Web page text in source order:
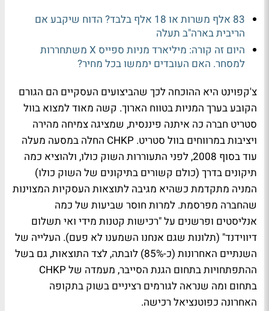
83 אלף משרות או 18 אלף בלבד? הדוח שיקבע אם
הריבית בארה"ב תעלה
היום זה קורה: מיליארד מניות ספייס X משתחררות
למסחר. האם העובדים יממשו בכל מחיר?
צ'קפוינט היא ההוכחה לכך שהביצועים העסקיים הם הגורם
הקובע בערך המניות בטווח הארוך. קשה מאוד למצוא בוול
סטריט חברה כה איתנה פיננסית, שמציגה צמיחה מהירה
ויציבות במרווחים בוול סטריט. CHKP החלה במסעה מעלה
עוד בסוף 2008, לפני התעוררות השוק כולו, ולהוציא כמה
תיקונים בדרך (כולם קשורים בתיקונים של השוק כולו)
המניה מתקדמת כשהיא מגיבה לתוצאות העסקיות המצוינות
שהחברה מפרסמת. למרות חוסר שביעות של כמה
אנליסטים ופרשנים על "רכישות קטנות מידי ואי תשלום
דיווידנד" (תלונות שגם אנחנו השמענו לא פעם). העלייה של
השנתיים האחרונות (כ-85%) לובתה, לצד התוצאות, גם בשל
ההתפתחויות בתחום הגנת הסייבר, מעמדה של CHKP
בתחום ומה שנראה לגורמים רציניים בשוק בתקופה
האחרונה כפוטנציאל רכישה.